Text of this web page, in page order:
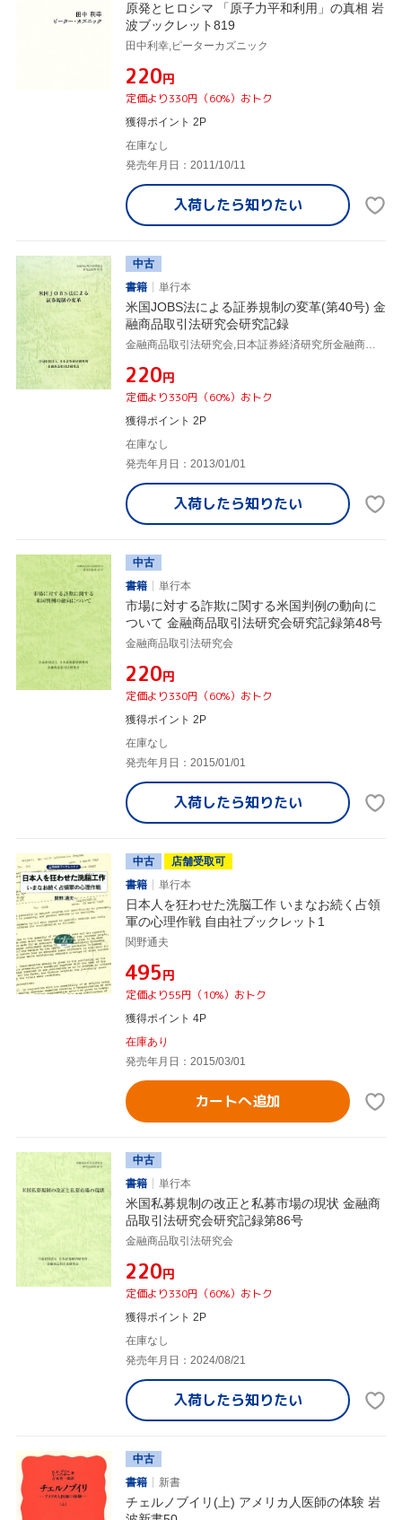
原発とヒロシマ 「原子力平和利用」の真相 岩
波ブックレット819
田中利幸,ピーターカズニック
¥220円
定価より330円（60%）おトク
獲得ポイント 2P
在庫なし
発売年月日：2011/10/11
入荷したら知りたい
中古
書籍
単行本
米国JOBS法による証券規制の変革(第40号) 金
融商品取引法研究会研究記録
金融商品取引法研究会,日本証券経済研究所金融商品取引法研究会
¥220円
定価より330円（60%）おトク
獲得ポイント 2P
在庫なし
発売年月日：2013/01/01
入荷したら知りたい
中古
書籍
単行本
市場に対する詐欺に関する米国判例の動向に
ついて 金融商品取引法研究会研究記録第48号
金融商品取引法研究会
¥220円
定価より330円（60%）おトク
獲得ポイント 2P
在庫なし
発売年月日：2015/01/01
入荷したら知りたい
中古
店舗受取可
書籍
単行本
日本人を狂わせた洗脳工作 いまなお続く占領
軍の心理作戦 自由社ブックレット1
関野通夫
¥495円
定価より55円（10%）おトク
獲得ポイント 4P
在庫あり
発売年月日：2015/03/01
カートへ追加
中古
書籍
単行本
米国私募規制の改正と私募市場の現状 金融商
品取引法研究会研究記録第86号
金融商品取引法研究会
¥220円
定価より330円（60%）おトク
獲得ポイント 2P
在庫なし
発売年月日：2024/08/21
入荷したら知りたい
中古
書籍
新書
チェルノブイリ(上) アメリカ人医師の体験 岩